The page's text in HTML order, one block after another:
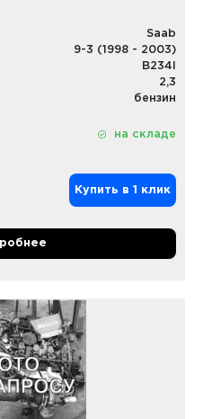
Saab
9-3 (1998 - 2003)
B234I
2,3
бензин
на складе
Купить в 1 клик